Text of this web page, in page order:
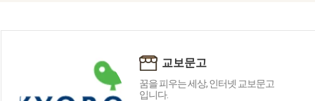
교보문고
꿈을 피우는 세상, 인터넷 교보문고
입니다.